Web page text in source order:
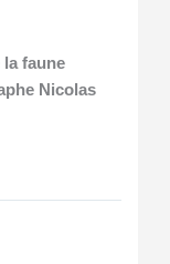
faune
Nicolas